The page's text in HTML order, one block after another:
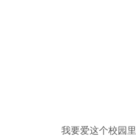
我要爱这个校园